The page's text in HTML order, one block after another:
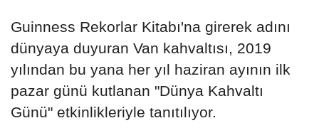
Guinness Rekorlar Kitabı'na girerek adını
dünyaya duyuran Van kahvaltısı, 2019
yılından bu yana her yıl haziran ayının ilk
pazar günü kutlanan "Dünya Kahvaltı
Günü" etkinlikleriyle tanıtılıyor.